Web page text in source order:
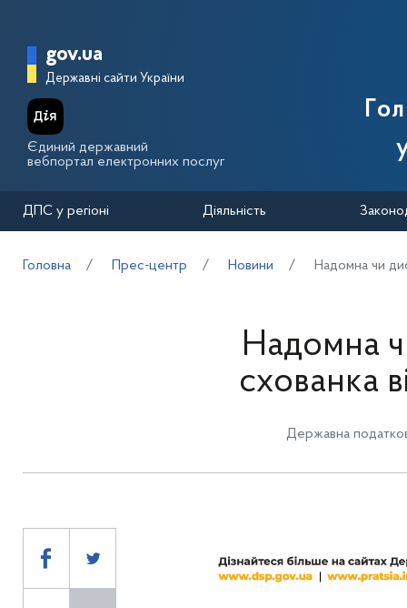
Головна сторінка Державної
gov.ua
Державні сайти України
Єдиний державний
вебпортал електронних послуг
ДПС у регіоні Діяльність
Головна Прес-центр Новини Надомна чи
Надомна
схованка
Державна